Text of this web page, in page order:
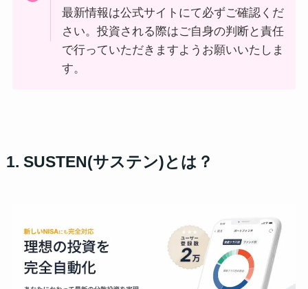
最新情報は公式サイトにて必ずご確認くだ
さい。投資される際はご自身の判断と責任
で行っていただきますようお願いいたしま
す。
1. SUSTEN(サステン)とは？